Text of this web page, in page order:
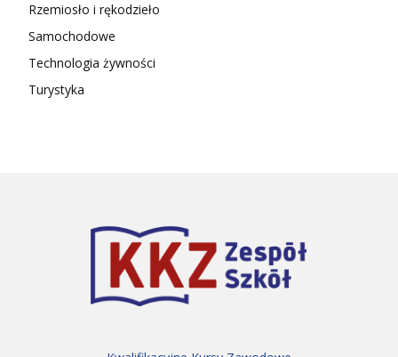
Rzemiosło i rękodzieło
Samochodowe
Technologia żywności
Turystyka